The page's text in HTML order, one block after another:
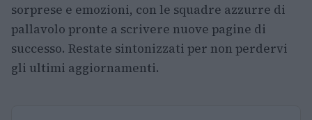
sorprese e emozioni, con le squadre azzurre di
pallavolo pronte a scrivere nuove pagine di
successo. Restate sintonizzati per non perdervi
gli ultimi aggiornamenti.